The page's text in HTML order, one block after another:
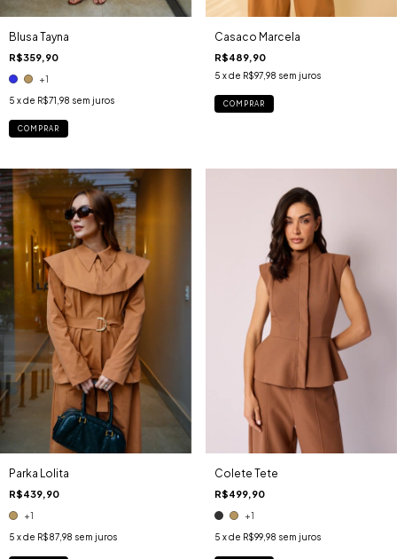
Blusa Tayna
R$359,90
+1
5 x de R$71,98 sem juros
COMPRAR
Casaco Marcela
R$489,90
5 x de R$97,98 sem juros
COMPRAR
Parka Lolita
R$439,90
+1
5 x de R$87,98 sem juros
Colete Tete
R$499,90
+1
5 x de R$99,98 sem juros